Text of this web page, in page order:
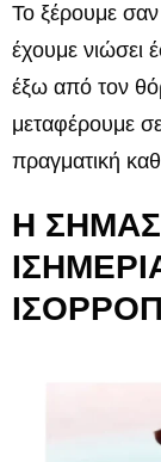
Το ξέρουμε σαν
έχουμε νιώσει
έξω από τον
μεταφέρουμε
πραγματική
Η